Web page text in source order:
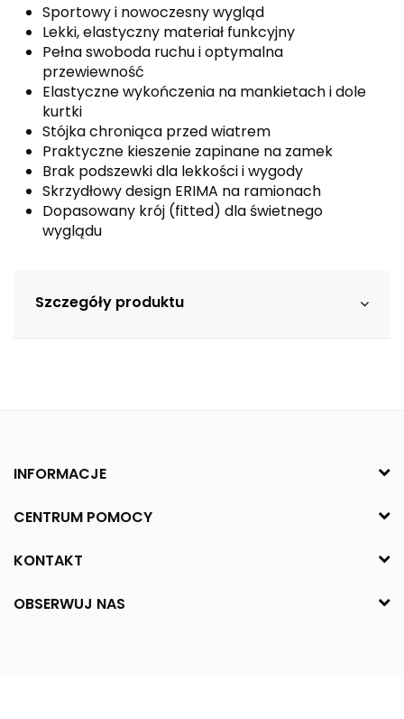
Sportowy i nowoczesny wygląd
Lekki, elastyczny materiał funkcyjny
Pełna swoboda ruchu i optymalna
przewiewność
Elastyczne wykończenia na mankietach i dole
kurtki
Stójka chroniąca przed wiatrem
Praktyczne kieszenie zapinane na zamek
Brak podszewki dla lekkości i wygody
Skrzydłowy design ERIMA na ramionach
Dopasowany krój (fitted) dla świetnego
wyglądu
Szczegóły produktu
INFORMACJE
CENTRUM POMOCY
KONTAKT
OBSERWUJ NAS